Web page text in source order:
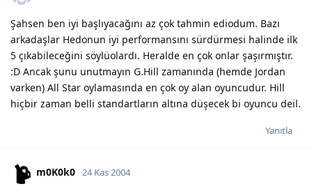
Şahsen ben iyi başlıyacağını az çok tahmin ediodum. Bazı
arkadaşlar Hedonun iyi performansını sürdürmesi halinde ilk
5 çıkabileceğini söylüolardı. Heralde en çok onlar şaşırmıştır.
:D Ancak şunu unutmayın G.Hill zamanında (hemde Jordan
varken) All Star oylamasında en çok oy alan oyuncudur. Hill
hiçbir zaman belli standartların altına düşecek bi oyuncu deil.
Yanıtla
m0K0k0 24 Kas 2004